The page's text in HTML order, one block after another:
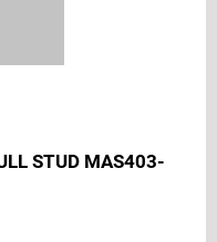
STUD MAS403-